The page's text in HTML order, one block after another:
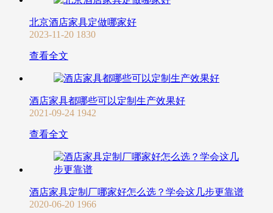
北京酒店家具定做哪家好
2023-11-20 1830
查看全文
酒店家具都哪些可以定制生产效果好
2021-09-24 1942
查看全文
酒店家具定制厂哪家好怎么选？学会这几步更靠谱
2020-06-20 1966